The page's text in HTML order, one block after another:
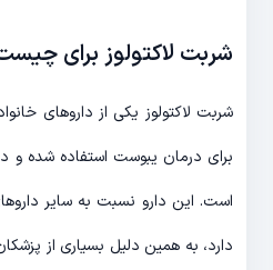
شربت لاکتولوز برای
شربت لاکتولوز یکی از داروهای
برای درمان یبوست استفاده شده و
است. این دارو نسبت به سایر
دارد، به همین دلیل بسیاری از